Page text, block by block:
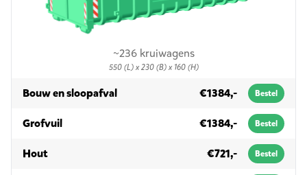
~236 kruiwagens
550 (L) x 230 (B) x 160 (H)
Bouw en sloopafvalin 20m³ €1384,- Bestel
Grofvuilin 20m³ €1384,- Bestel
Houtin 20m³ €721,- Bestel